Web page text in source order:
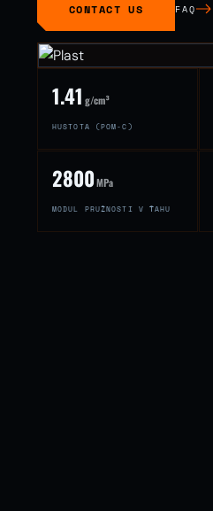
CONTACT US FAQ
1.41 g/cm³
HUSTOTA (POM-C)
2800MPa
MODUL PRUŽNOSTI V ŤAHU